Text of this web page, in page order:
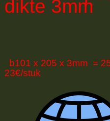
dikte 3mm
b101 x 205 x 3mm =
23€/stuk